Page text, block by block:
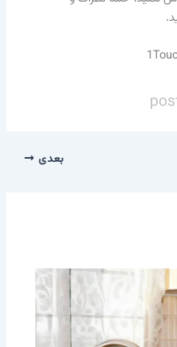
بعدی